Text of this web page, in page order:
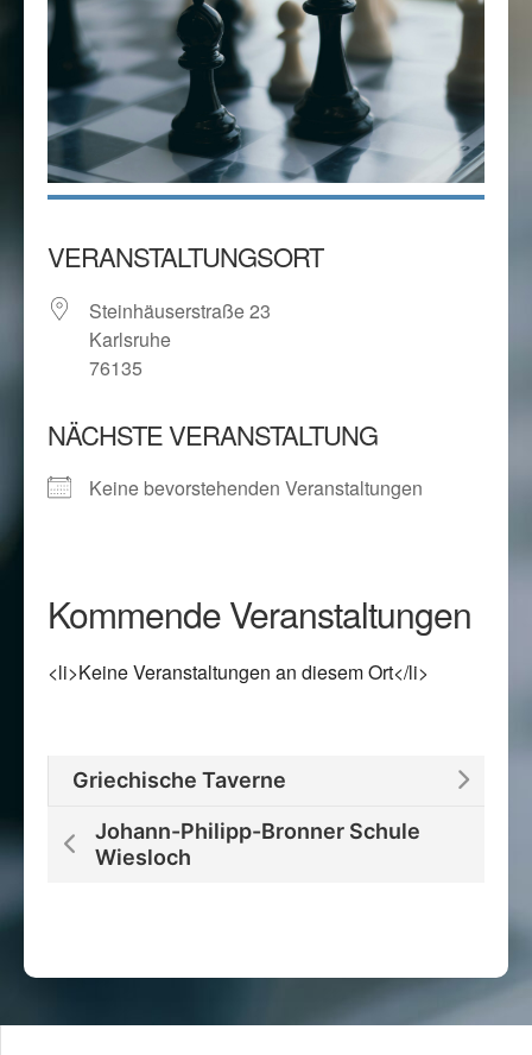
VERANSTALTUNGSORT
Steinhäuserstraße 23
Karlsruhe
76135
NÄCHSTE VERANSTALTUNG
Keine bevorstehenden Veranstaltungen
Kommende Veranstaltungen
<li>Keine Veranstaltungen an diesem Ort</li>
Griechische Taverne
Johann-Philipp-Bronner Schule
Wiesloch